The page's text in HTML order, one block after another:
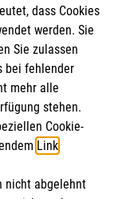
dass Cookies
werden. Sie
Sie zulassen
bei fehlender
mehr alle
stehen.
Cookie-
Link.
nicht abgelehnt